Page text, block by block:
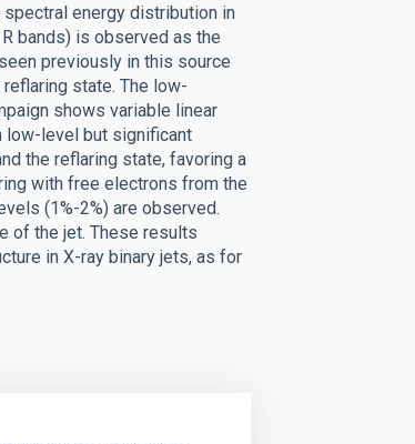
energy distribution in
bands) is observed as the
previously in this source
state. The low-
shows variable linear
low-level but significant
the reflaring state, favoring a
with free electrons from the
(1%-2%) are observed.
of the jet. These results
in X-ray binary jets, as for